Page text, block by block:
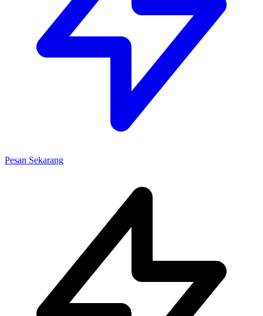
Pesan Sekarang